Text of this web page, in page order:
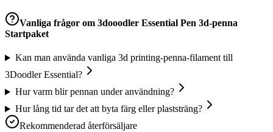
Vanliga frågor om 3dooodler Essential Pen 3d-penna
Startpaket
Kan man använda vanliga 3d printing-penna-filament till
3Doodler Essential?
Hur varm blir pennan under användning?
Hur lång tid tar det att byta färg eller plaststräng?
Rekommenderad återförsäljare